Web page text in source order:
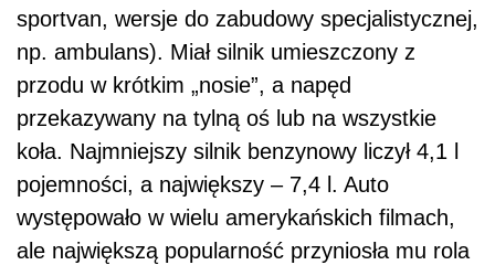
sportvan, wersje do zabudowy specjalistycznej,
np. ambulans). Miał silnik umieszczony z
przodu w krótkim „nosie”, a napęd
przekazywany na tylną oś lub na wszystkie
koła. Najmniejszy silnik benzynowy liczył 4,1 l
pojemności, a największy – 7,4 l. Auto
występowało w wielu amerykańskich filmach,
ale największą popularność przyniosła mu rola